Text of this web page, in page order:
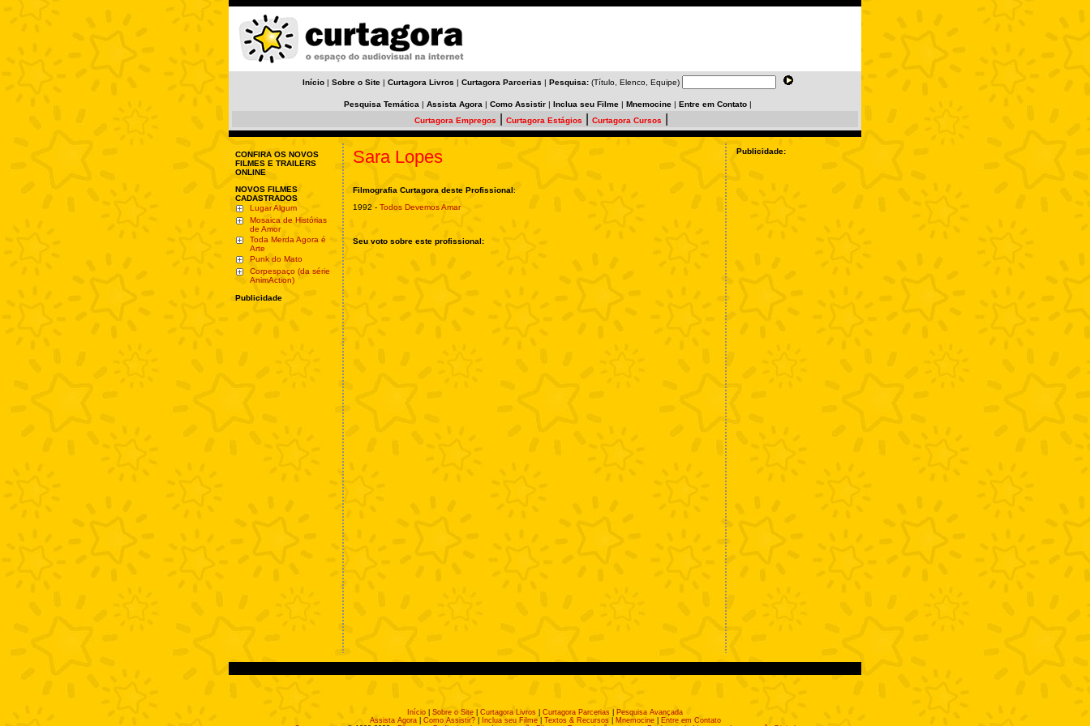
Início | Sobre o Site | Curtagora Livros | Curtagora Parcerias | Pesquisa: (Título, Elenco, Equipe)
Pesquisa Temática | Assista Agora | Como Assistir | Inclua seu Filme | Mnemocine | Entre em Contato |
Curtagora Empregos
Curtagora Estágios Curtagora Cursos
CONFIRA OS NOVOS
FILMES E TRAILERS
ONLINE
NOVOS FILMES
CADASTRADOS
Lugar Algum
Mosaica de Histórias
de Amor
Toda Merda Agora é
Arte
Punk do Mato
Corpespaço (da série
AnimAction)
Publicidade
Sara Lopes
Filmografia Curtagora deste Profissional:
1992 - Todos Devemos Amar
Seu voto sobre este profissional:
Publicidade:
Início Sobre o Site Curtagora Livros Curtagora Parcerias
Pesquisa Avançada
Assista Agora| Como Assistir?| Inclua seu Filme| Textos & Recursos Mnemocine|
Entre em Contato